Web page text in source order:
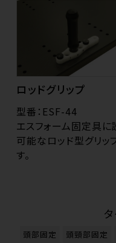
ロッドグリップ
型番：ESF-44
エスフォーム固定具に
可能なロッド型グリッ
す。
頭部固定 頭頸部固定